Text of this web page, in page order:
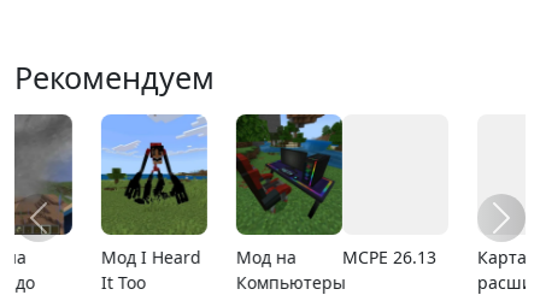
Рекомендуем
MCPE 26.13
Карта
расширяющийся
MCPE 26.1 Карта ада